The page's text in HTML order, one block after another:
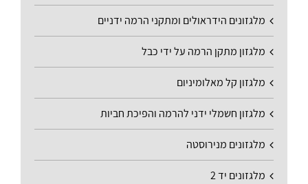
מלגזונים הידראולים ומתקני הרמה ידניים
מלגזון מתקן הרמה על ידי כבל
מלגזון קל מאלומיניום
מלגזון חשמלי ידני להרמה והפיכת חביות
מלגזונים מנירוסטה
מלגזונים יד 2